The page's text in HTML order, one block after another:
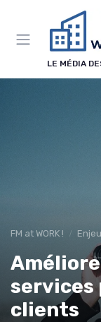
LE MÉDIA
FM at WORK !
services
clients
Panneau de